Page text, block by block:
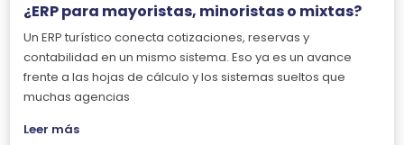
¿ERP para mayoristas, minoristas o mixtas?
Un ERP turístico conecta cotizaciones, reservas y
contabilidad en un mismo sistema. Eso ya es un avance
frente a las hojas de cálculo y los sistemas sueltos que
muchas agencias
Leer más